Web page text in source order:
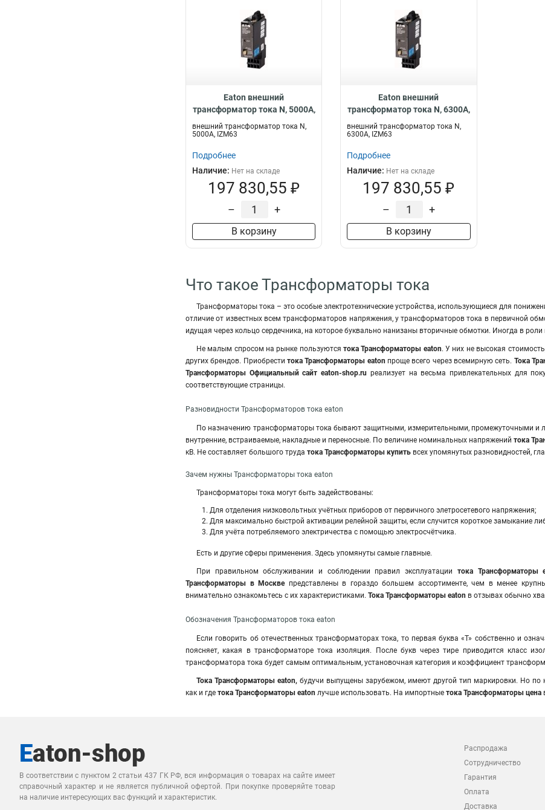
Eaton внешний
трансформатор тока N, 5000A,
IZM63 IZM-CTN-5000
внешний трансформатор тока N,
5000A, IZM63
Подробнее
Наличие: Нет на складе
197 830,55 ₽
– +
В корзину
Eaton внешний
трансформатор тока N, 6300A,
IZM63 IZM-CTN-6300
внешний трансформатор тока N,
6300A, IZM63
Подробнее
Наличие: Нет на складе
197 830,55 ₽
– +
В корзину
Что такое Трансформаторы тока
Трансформаторы тока – это особые электротехнические устройства, использующиеся для
отличие от известных всем трансформаторов напряжения, у трансформаторов тока в первичной
идущая через кольцо сердечника, на которое буквально нанизаны вторичные обмотки. Иногда в
Не малым спросом на рынке пользуютсятока Трансформаторы eaton. У них не высокая
других брендов. Приобрести тока Трансформаторы eaton проще всего через всемирную сеть. Тока
Трансформаторы Официальный сайт eaton-shop.ru реализует на весьма привлекательных для
соответствующие страницы.
Разновидности Трансформаторов тока eaton
По назначению трансформаторы тока бывают защитными, измерительными, промежуточными и
внутренние, встраиваемые, накладные и переносные. По величине номинальных напряжений тока
кВ. Не составляет большого труда тока Трансформаторы купить всех упомянутых разновидностей,
Зачем нужны Трансформаторы тока eaton
Трансформаторы тока могут быть задействованы:
Для отделения низковольтных учётных приборов от первичного элетросетевого напряжения;
Для максимально быстрой активации релейной защиты, если случится короткое замыкание
Для учёта потребляемого электричества с помощью электросчётчика.
Есть и другие сферы применения. Здесь упомянуты самые главные.
При правильном обслуживании и соблюдении правил эксплуатации тока Трансформаторы
Трансформаторы в Москве представлены в гораздо большем ассортименте, чем в менее
внимательно ознакомьтесь с их характеристиками. Тока Трансформаторы eaton в отзывах обычно
Обозначения Трансформаторов тока eaton
Если говорить об отечественных трансформаторах тока, то первая буква «Т» собственно и
поясняет, какая в трансформаторе тока изоляция. После букв через тире приводится класс
трансформатора тока будет самым оптимальным, установочная категория и коэффициент
Тока Трансформаторы eaton, будучи выпущены зарубежом, имеют другой тип маркировки. Но по
как и где тока Трансформаторы eaton лучше использовать. На импортные тока Трансформаторы цена
В соответствии с пунктом 2 статьи 437 ГК РФ, вся информация о товарах на сайте имеет
справочный характер и не является публичной офертой. При покупке проверяйте товар
на наличие интересующих вас функций и характеристик.
Распродажа
Сотрудничество
Гарантия
Оплата
Доставка